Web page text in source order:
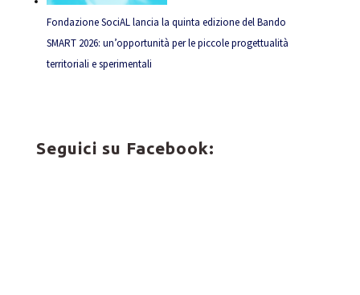
Fondazione SociAL lancia la quinta edizione del Bando
SMART 2026: un’opportunità per le piccole progettualità
territoriali e sperimentali
Seguici su Facebook: